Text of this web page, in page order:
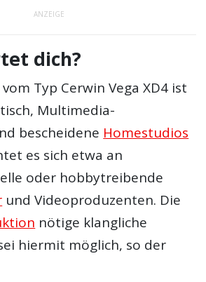
ANZEIGE
dich?
Typ Cerwin Vega XD4 ist
Multimedia-
bescheidene Homestudios
es sich etwa an
oder hobbytreibende
und Videoproduzenten. Die
nötige klangliche
hiermit möglich, so der